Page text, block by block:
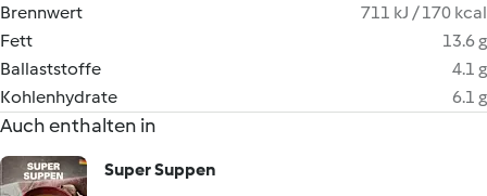
Brennwert
711 kJ / 170 kcal
Fett
13.6 g
Ballaststoffe
4.1 g
Kohlenhydrate
6.1 g
Auch enthalten in
Super Suppen